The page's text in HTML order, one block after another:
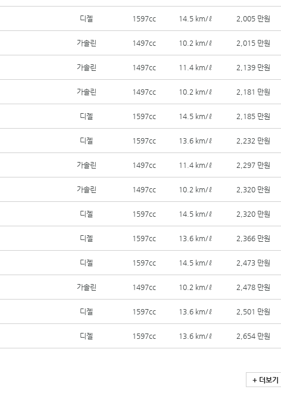
디젤 1597cc 14.5 km/ℓ 2,005 만원
가솔린 1497cc 10.2 km/ℓ 2,015 만원
가솔린 1497cc 11.4 km/ℓ 2,139 만원
가솔린 1497cc 10.2 km/ℓ 2,181 만원
디젤 1597cc 14.5 km/ℓ 2,185 만원
디젤 1597cc 13.6 km/ℓ 2,232 만원
가솔린 1497cc 11.4 km/ℓ 2,297 만원
가솔린 1497cc 10.2 km/ℓ 2,320 만원
디젤 1597cc 14.5 km/ℓ 2,320 만원
디젤 1597cc 13.6 km/ℓ 2,366 만원
디젤 1597cc 14.5 km/ℓ 2,473 만원
가솔린 1497cc 10.2 km/ℓ 2,478 만원
디젤 1597cc 13.6 km/ℓ 2,501 만원
디젤 1597cc 13.6 km/ℓ 2,654 만원
+ 더보기